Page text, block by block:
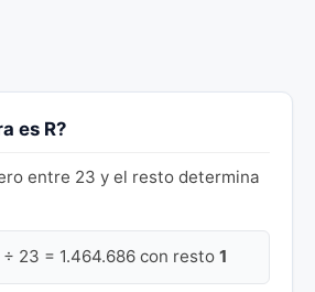
es R?
entre 23 y el resto determina
23 = 1.464.686 con resto 1